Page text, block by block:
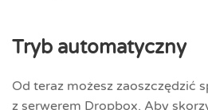
Tryb automatyczny
Od teraz możesz zaoszczędzić
z serwerem Dropbox. Aby